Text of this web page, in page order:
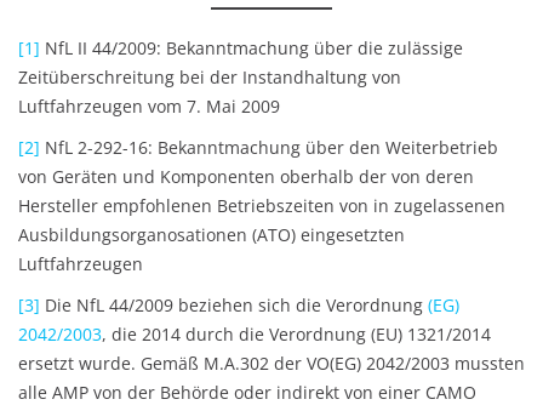
[1] NfL II 44/2009: Bekanntmachung über die zulässige
Zeitüberschreitung bei der Instandhaltung von
Luftfahrzeugen vom 7. Mai 2009
[2] NfL 2-292-16: Bekanntmachung über den Weiterbetrieb
von Geräten und Komponenten oberhalb der von deren
Hersteller empfohlenen Betriebszeiten von in zugelassenen
Ausbildungsorganosationen (ATO) eingesetzten
Luftfahrzeugen
[3] Die NfL 44/2009 beziehen sich die Verordnung (EG)
2042/2003, die 2014 durch die Verordnung (EU) 1321/2014
ersetzt wurde. Gemäß M.A.302 der VO(EG) 2042/2003 mussten
alle AMP von der Behörde oder indirekt von einer CAMO